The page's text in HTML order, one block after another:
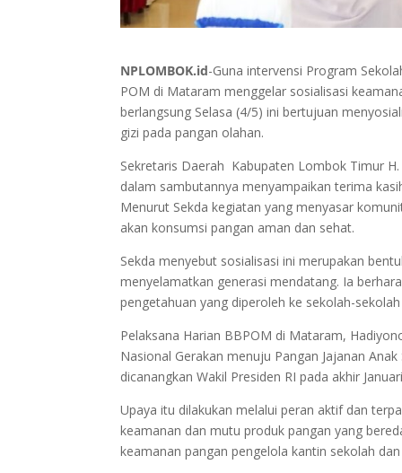
NPLOMBOK.id-Guna intervensi Program
POM di Mataram menggelar sosialisasi
berlangsung Selasa (4/5) ini bertujuan
gizi pada pangan olahan.
Sekretaris Daerah Kabupaten Lombok Timur
dalam sambutannya menyampaikan terima
Menurut Sekda kegiatan yang menyasar
akan konsumsi pangan aman dan sehat.
Sekda menyebut sosialisasi ini merupakan
menyelamatkan generasi mendatang. Ia
pengetahuan yang diperoleh ke sekolah-sekolah
Pelaksana Harian BBPOM di Mataram,
Nasional Gerakan menuju Pangan Jajanan
dicanangkan Wakil Presiden RI pada akhir
Upaya itu dilakukan melalui peran aktif dan
keamanan dan mutu produk pangan yang
keamanan pangan pengelola kantin sekolah